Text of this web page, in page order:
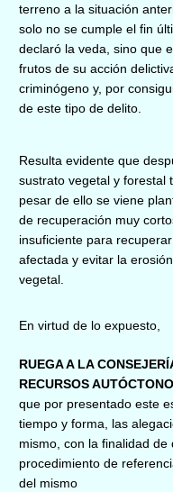
terreno a la situación
solo no se cumple el fin
declaró la veda, sino que
frutos de su acción
criminógeno y, por
de este tipo de delito.
Resulta evidente que
sustrato vegetal y forestal
pesar de ello se viene
de recuperación muy
insuficiente para
afectada y evitar la
vegetal.
En virtud de lo expuesto,
RUEGA A LA
RECURSOS
que por presentado este
tiempo y forma, las
mismo, con la finalidad
procedimiento de
del mismo